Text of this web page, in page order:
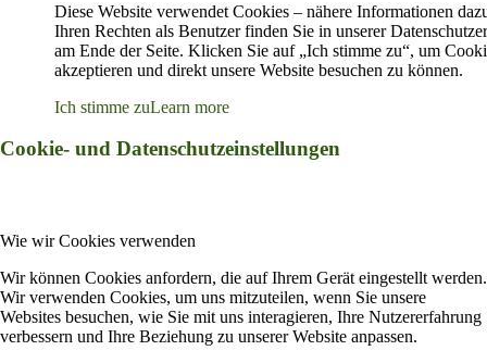
Diese Website verwendet Cookies – nähere Informationen
Ihren Rechten als Benutzer finden Sie in unserer
am Ende der Seite. Klicken Sie auf „Ich stimme zu“, um
akzeptieren und direkt unsere Website besuchen zu können.
Ich stimme zuLearn more
Cookie- und Datenschutzeinstellungen
Wie wir Cookies verwenden
Wir können Cookies anfordern, die auf Ihrem Gerät eingestellt werden.
Wir verwenden Cookies, um uns mitzuteilen, wenn Sie unsere
Websites besuchen, wie Sie mit uns interagieren, Ihre Nutzererfahrung
verbessern und Ihre Beziehung zu unserer Website anpassen.